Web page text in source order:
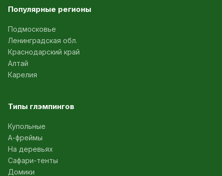
Популярные регионы
Подмосковье
Ленинградская обл.
Краснодарский край
Алтай
Карелия
Типы глэмпингов
Купольные
А-фреймы
На деревьях
Сафари-тенты
Домики